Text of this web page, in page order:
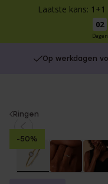
Laatste kans:
02
Dagen
Op werkdagen
You
are
here:
Ringen
-50%